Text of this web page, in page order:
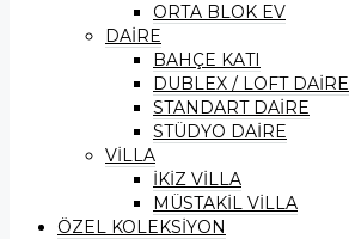
ORTA BLOK EV
DAİRE
BAHÇE KATI
DUBLEX / LOFT DAİRE
STANDART DAİRE
STÜDYO DAİRE
VİLLA
İKİZ VİLLA
MÜSTAKİL VİLLA
ÖZEL KOLEKSİYON